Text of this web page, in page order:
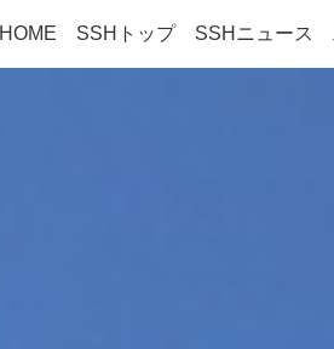
HOME SSHトップ SSHニュース